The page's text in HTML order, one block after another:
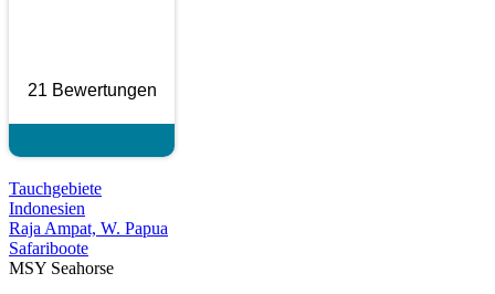
21 Bewertungen
Tauchgebiete
Indonesien
Raja Ampat, W. Papua
Safariboote
MSY Seahorse